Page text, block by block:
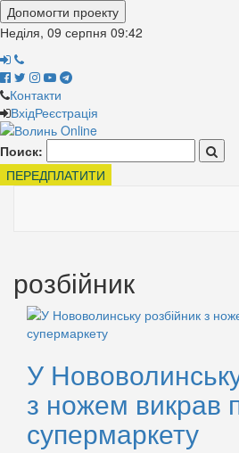
Допомогти проекту
Неділя, 09 серпня 09:42
Контакти
ВхідРеєстрація
Поиск:
ПЕРЕДПЛАТИТИ
розбійник
У
з ножем викрав
супермаркету